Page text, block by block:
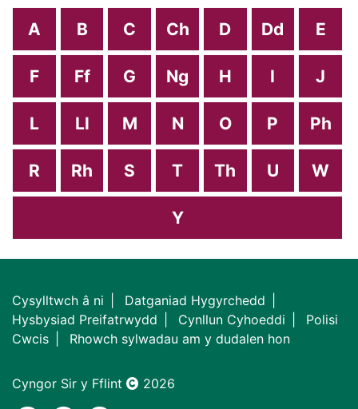
A B C Ch D Dd E
F Ff G Ng H I J
L Ll M N O P Ph
R Rh S T Th U W
Y
Cysylltwch â ni
Datganiad Hygyrchedd
Hysbysiad Preifatrwydd
Cynllun Cyhoeddi
Polisi
Cwcis
Rhowch sylwadau am y dudalen hon
Cyngor Sir y Fflint 2026